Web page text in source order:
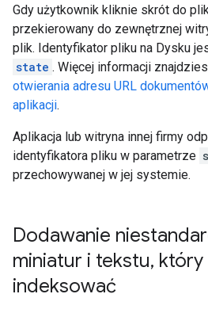
Gdy użytkownik kliknie skrót do
przekierowany do zewnętrznej
plik. Identyfikator pliku na Dysku
state . Więcej informacji
otwierania adresu URL
aplikacji.
Aplikacja lub witryna innej firmy
identyfikatora pliku w parametrze
przechowywanej w jej systemie.
Dodawanie
miniatur i tekstu, który
indeksować